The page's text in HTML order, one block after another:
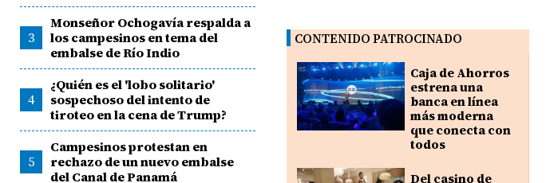
3
Monseñor Ochogavía respalda a
los campesinos en tema del
embalse de Río Indio
4
¿Quién es el 'lobo solitario'
sospechoso del intento de
tiroteo en la cena de Trump?
5
Campesinos protestan en
rechazo de un nuevo embalse
del Canal de Panamá
CONTENIDO PATROCINADO
Caja de Ahorros
estrena una
banca en línea
más moderna
que conecta con
todos
Del casino de